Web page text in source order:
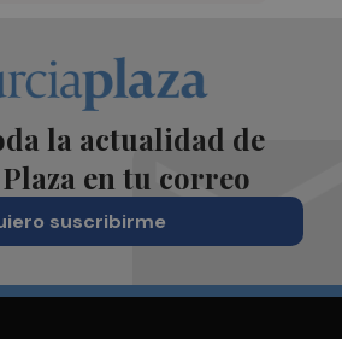
la actualidad de
en tu correo
suscribirme